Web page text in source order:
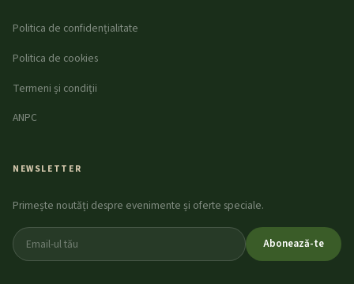
Politica de confidențialitate
Politica de cookies
Termeni și condiții
ANPC
NEWSLETTER
Primește noutăți despre evenimente și oferte speciale.
Abonează-te